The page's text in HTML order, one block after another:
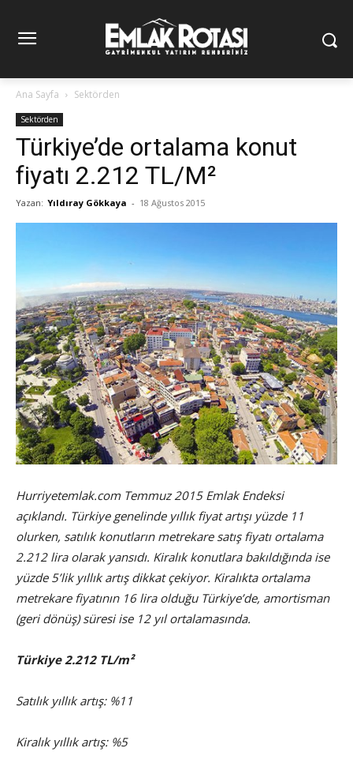
Ana Sayfa Sektörden
Sektörden
Türkiye’de ortalama konut
fiyatı 2.212 TL/M²
Yazan: Yıldıray Gökkaya - 18 Ağustos 2015
Hurriyetemlak.com Temmuz 2015 Emlak Endeksi
açıklandı. Türkiye genelinde yıllık fiyat artışı yüzde 11
olurken, satılık konutların metrekare satış fiyatı ortalama
2.212 lira olarak yansıdı. Kiralık konutlara bakıldığında ise
yüzde 5’lik yıllık artış dikkat çekiyor. Kiralıkta ortalama
metrekare fiyatının 16 lira olduğu Türkiye’de, amortisman
(geri dönüş) süresi ise 12 yıl ortalamasında.
Türkiye 2.212 TL/m²
Satılık yıllık artış: %11
Kiralık yıllık artış: %5